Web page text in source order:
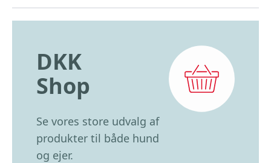
DKK
Shop
Se vores store udvalg af
produkter til både hund
og ejer.